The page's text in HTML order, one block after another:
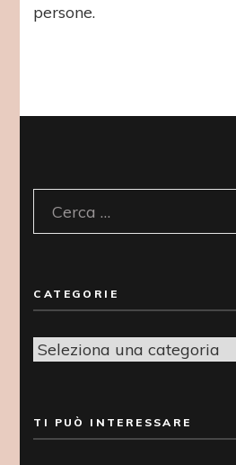
persone.
Ricerca
per:
CATEGORIE
Categorie
TI PUÒ INTERESSARE